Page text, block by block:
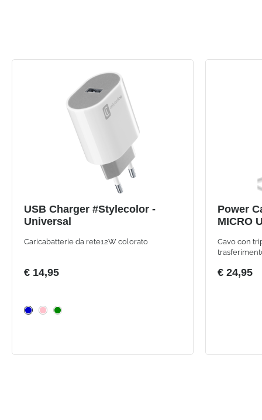
USB Charger #Stylecolor -
Universal
Caricabatterie da rete12W colorato
€ 14,95
Power
MICRO
Cavo con
€ 24,95